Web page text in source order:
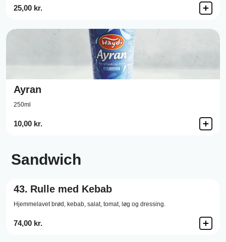
25,00 kr.
Ayran
250ml
10,00 kr.
Sandwich
43. Rulle med Kebab
Hjemmelavet brød, kebab, salat, tomat, løg og dressing.
74,00 kr.